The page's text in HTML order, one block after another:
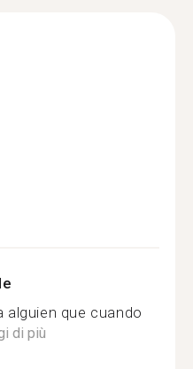
alguien que cuando
di più